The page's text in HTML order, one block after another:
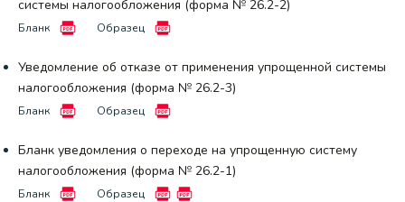
системы налогообложения (форма № 26.2-2)
Бланк Образец
Уведомление об отказе от применения упрощенной системы
налогообложения (форма № 26.2-3)
Бланк Образец
Бланк уведомления о переходе на упрощенную систему
налогообложения (форма № 26.2-1)
Бланк Образец